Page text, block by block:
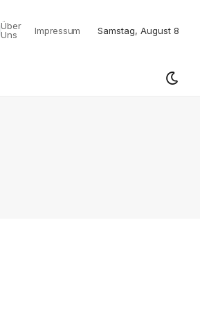
Über
Uns
Impressum Samstag, August 8